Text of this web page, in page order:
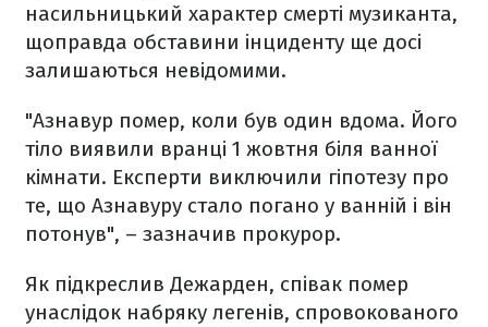
насильницький характер смерті музиканта,
щоправда обставини інциденту ще досі
залишаються невідомими.
"Азнавур помер, коли був один вдома. Його
тіло виявили вранці 1 жовтня біля ванної
кімнати. Експерти виключили гіпотезу про
те, що Азнавуру стало погано у ванній і він
потонув", – зазначив прокурор.
Як підкреслив Дежарден, співак помер
унаслідок набряку легенів, спровокованого